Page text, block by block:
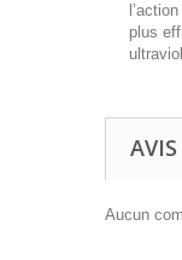
plus
AVIS
Aucun